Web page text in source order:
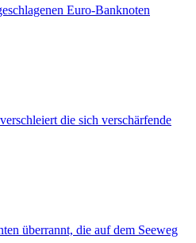
Euro-Banknoten
die sich verschärfende
überrannt, die auf dem Seeweg